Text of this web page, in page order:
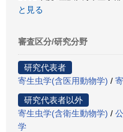
と見る
審査区分/研究分野
研究代表者
寄生虫学(含医用動物学) /
研究代表者以外
寄生虫学(含衛生動物学) /
学